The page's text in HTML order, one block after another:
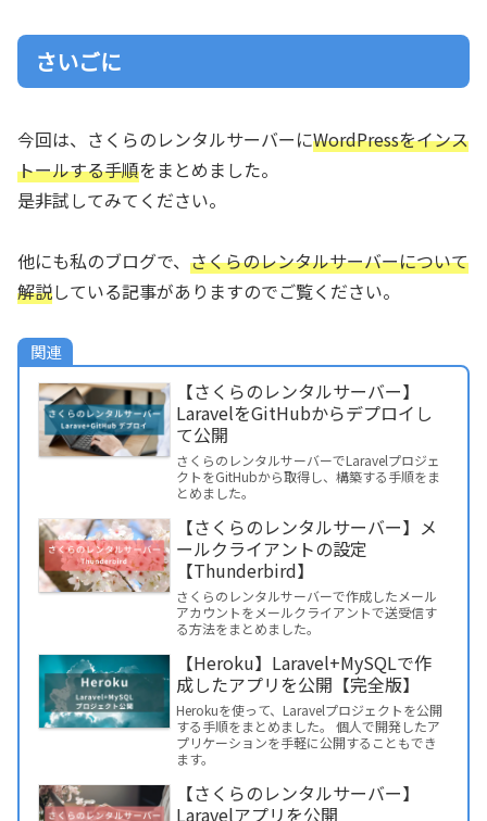
さいごに
今回は、さくらのレンタルサーバーにWordPressをインス
トールする手順をまとめました。
是非試してみてください。
他にも私のブログで、 さくらのレンタルサーバーについて
解説している記事がありますのでご覧ください。
関連
【さくらのレンタルサーバー】
LaravelをGitHubからデプロイし
て公開
さくらのレンタルサーバーでLaravelプロジェ
クトをGitHubから取得し、構築する手順をま
とめました。
【さくらのレンタルサーバー】メ
ールクライアントの設定
【Thunderbird】
さくらのレンタルサーバーで作成したメール
アカウントをメールクライアントで送受信す
る方法をまとめました。
【Heroku】Laravel+MySQLで作
成したアプリを公開【完全版】
Herokuを使って、Laravelプロジェクトを公開
する手順をまとめました。 個人で開発したア
プリケーションを手軽に公開することもでき
ます。
【さくらのレンタルサーバー】
Laravelアプリを公開